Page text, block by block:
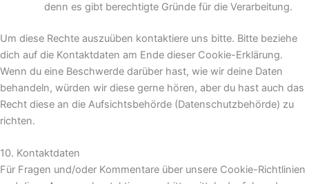
denn es gibt berechtigte Gründe für die Verarbeitung.
Um diese Rechte auszuüben kontaktiere uns bitte. Bitte beziehe
dich auf die Kontaktdaten am Ende dieser Cookie-Erklärung.
Wenn du eine Beschwerde darüber hast, wie wir deine Daten
behandeln, würden wir diese gerne hören, aber du hast auch das
Recht diese an die Aufsichtsbehörde (Datenschutzbehörde) zu
richten.
10. Kontaktdaten
Für Fragen und/oder Kommentare über unsere Cookie-Richtlinien